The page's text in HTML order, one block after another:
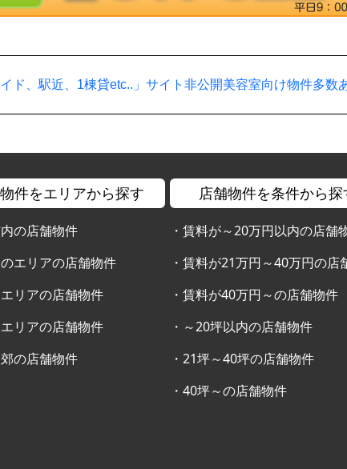
イド、駅近、1棟貸etc..」サイト非公開美容室向け物件多
件をエリアから探す
の店舗物件
エリアの店舗物件
リアの店舗物件
リアの店舗物件
の店舗物件
店舗物件を条件から探
・賃料が～20万円以内の店舗
・賃料が21万円～40万円の店
・賃料が40万円～の店舗物件
・ ～20坪以内の店舗物件
・21坪～40坪の店舗物件
・40坪～の店舗物件